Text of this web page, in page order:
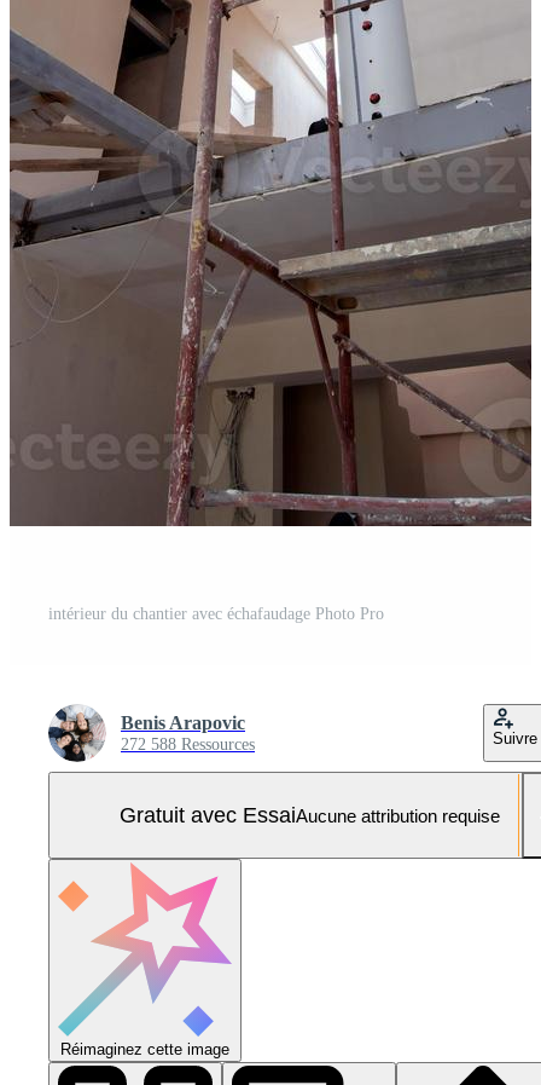
intérieur du chantier avec échafaudage Photo Pro
Benis Arapovic
272 588 Ressources Suivre
Gratuit avec EssaiAucune attribution requise
Réimaginez cette image